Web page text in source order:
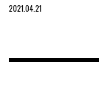
2021.04.21